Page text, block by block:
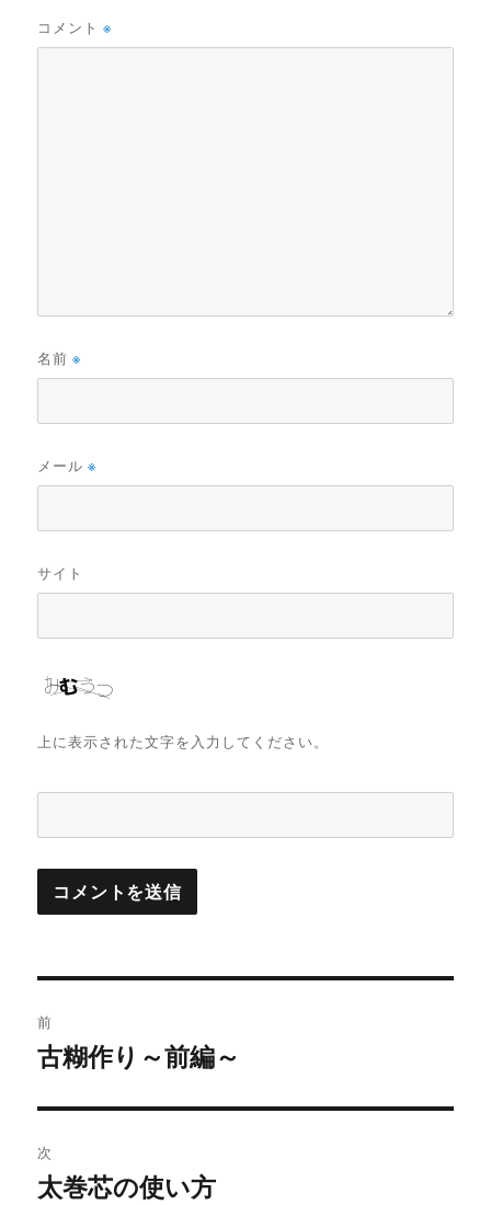
コメント※
名前※
メール※
サイト
上に表示された文字を入力してください。
稿
ビ
ゲ
前
前
投
稿:
古糊作り～前編～
次
次
太巻芯の使い方